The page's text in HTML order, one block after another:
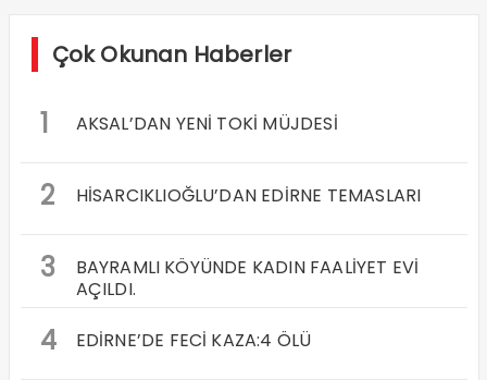
Çok Okunan Haberler
1 AKSAL’DAN YENİ TOKİ MÜJDESİ
2 HİSARCIKLIOĞLU’DAN EDİRNE TEMASLARI
3
BAYRAMLI KÖYÜNDE KADIN FAALİYET EVİ
AÇILDI.
4 EDİRNE’DE FECİ KAZA:4 ÖLÜ